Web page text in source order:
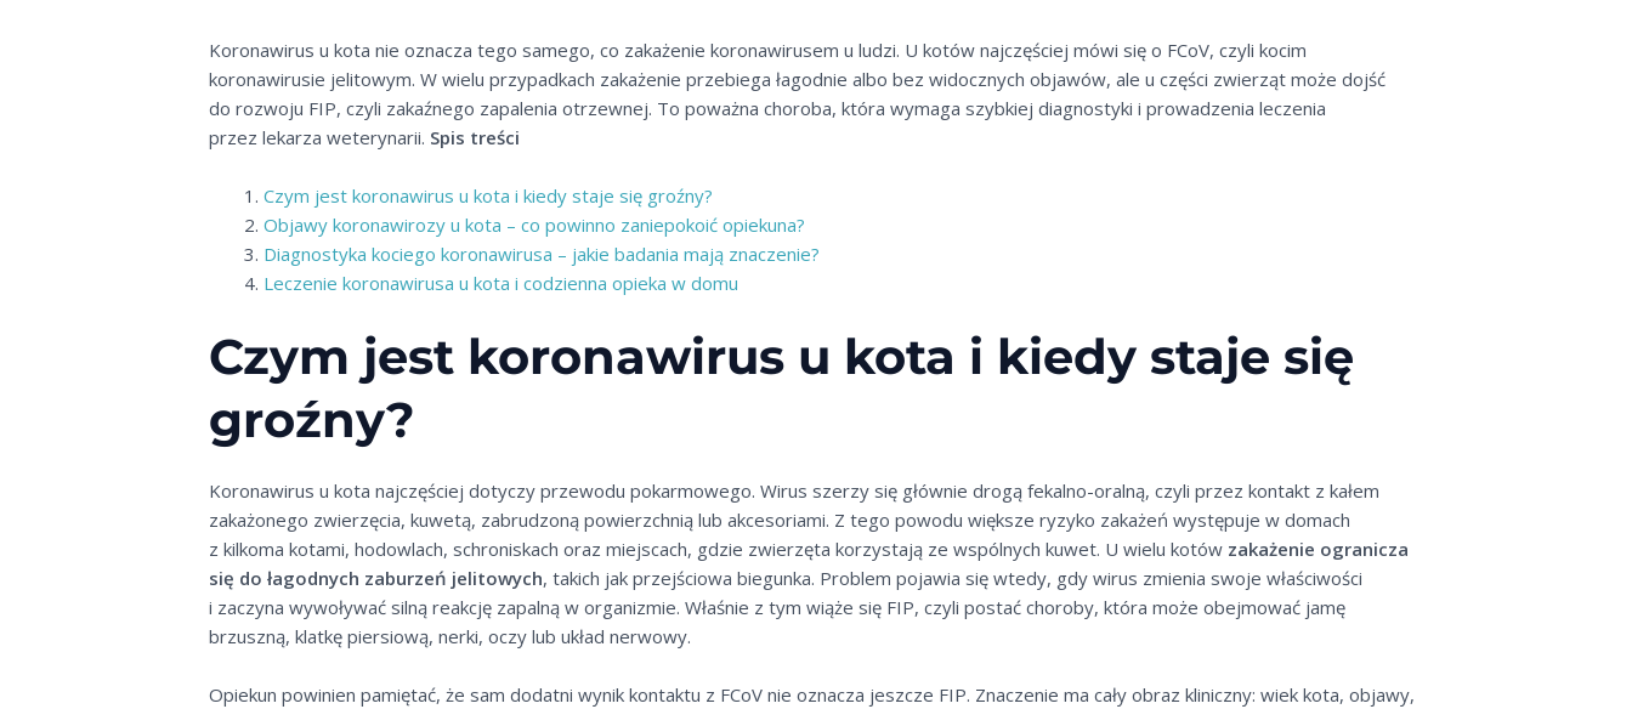
Koronawirus u kota nie oznacza tego samego, co zakażenie koronawirusem u ludzi. U kotów najczęściej mówi się o FCoV, czyli kocim
koronawirusie jelitowym. W wielu przypadkach zakażenie przebiega łagodnie albo bez widocznych objawów, ale u części zwierząt może dojść
do rozwoju FIP, czyli zakaźnego zapalenia otrzewnej. To poważna choroba, która wymaga szybkiej diagnostyki i prowadzenia leczenia
przez lekarza weterynarii. Spis treści
Czym jest koronawirus u kota i kiedy staje się groźny?
Objawy koronawirozy u kota – co powinno zaniepokoić opiekuna?
Diagnostyka kociego koronawirusa – jakie badania mają znaczenie?
Leczenie koronawirusa u kota i codzienna opieka w domu
Czym jest koronawirus u kota i kiedy staje się
groźny?
Koronawirus u kota najczęściej dotyczy przewodu pokarmowego. Wirus szerzy się głównie drogą fekalno-oralną, czyli przez kontakt z kałem
zakażonego zwierzęcia, kuwetą, zabrudzoną powierzchnią lub akcesoriami. Z tego powodu większe ryzyko zakażeń występuje w domach
z kilkoma kotami, hodowlach, schroniskach oraz miejscach, gdzie zwierzęta korzystają ze wspólnych kuwet. U wielu kotów zakażenie ogranicza
się do łagodnych zaburzeń jelitowych, takich jak przejściowa biegunka. Problem pojawia się wtedy, gdy wirus zmienia swoje właściwości
i zaczyna wywoływać silną reakcję zapalną w organizmie. Właśnie z tym wiąże się FIP, czyli postać choroby, która może obejmować jamę
brzuszną, klatkę piersiową, nerki, oczy lub układ nerwowy.
Opiekun powinien pamiętać, że sam dodatni wynik kontaktu z FCoV nie oznacza jeszcze FIP. Znaczenie ma cały obraz kliniczny: wiek kota, objawy,